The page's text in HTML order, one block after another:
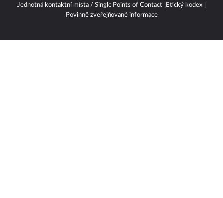
Jednotná kontaktní místa / Single Points of Contact
Etický kodex
Povinně zveřejňované informace